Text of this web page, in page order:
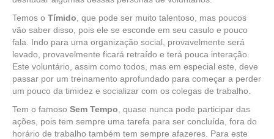
Temos o Tímido , que pode ser muito talentoso, mas poucos
vão saber disso, pois ele se esconde em seu casulo e pouco
fala. Indo para uma organização social, provavelmente será
levado, provavelmente ficará retraído e terá pouca interação.
Este voluntário, assim como todos, mas em especial este, deve
passar por um treinamento aprofundado para começar a perder
um pouco da timidez e socializar com os colegas de trabalho.
Tem o famoso Sem Tempo , quase nunca pode participar das
ações, pois tem sempre uma tarefa para ser concluída, fora do
horário de trabalho também tem sempre afazeres. Para este